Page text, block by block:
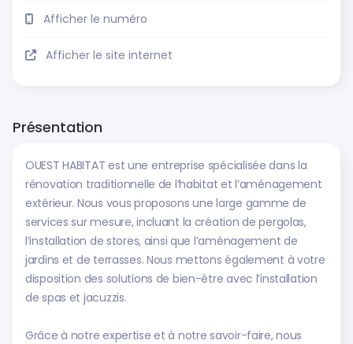
Afficher le numéro
Afficher le site internet
Présentation
OUEST HABITAT est une entreprise spécialisée dans la
rénovation traditionnelle de l’habitat et l’aménagement
extérieur. Nous vous proposons une large gamme de
services sur mesure, incluant la création de pergolas,
l’installation de stores, ainsi que l’aménagement de
jardins et de terrasses. Nous mettons également à votre
disposition des solutions de bien-être avec l’installation
de spas et jacuzzis.
Grâce à notre expertise et à notre savoir-faire, nous